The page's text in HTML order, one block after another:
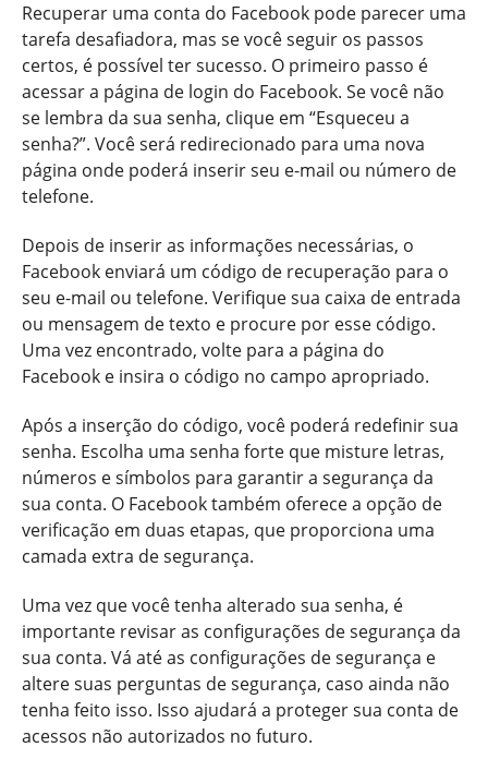
Recuperar uma conta do Facebook pode parecer uma
tarefa desafiadora, mas se você seguir os passos
certos, é possível ter sucesso. O primeiro passo é
acessar a página de login do Facebook. Se você não
se lembra da sua senha, clique em “Esqueceu a
senha?”. Você será redirecionado para uma nova
página onde poderá inserir seu e-mail ou número de
telefone.
Depois de inserir as informações necessárias, o
Facebook enviará um código de recuperação para o
seu e-mail ou telefone. Verifique sua caixa de entrada
ou mensagem de texto e procure por esse código.
Uma vez encontrado, volte para a página do
Facebook e insira o código no campo apropriado.
Após a inserção do código, você poderá redefinir sua
senha. Escolha uma senha forte que misture letras,
números e símbolos para garantir a segurança da
sua conta. O Facebook também oferece a opção de
verificação em duas etapas, que proporciona uma
camada extra de segurança.
Uma vez que você tenha alterado sua senha, é
importante revisar as configurações de segurança da
sua conta. Vá até as configurações de segurança e
altere suas perguntas de segurança, caso ainda não
tenha feito isso. Isso ajudará a proteger sua conta de
acessos não autorizados no futuro.